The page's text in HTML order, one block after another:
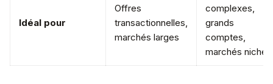
Idéal pour
Offres
transactionnelles,
marchés larges
complexes,
grands
comptes,
marchés niche